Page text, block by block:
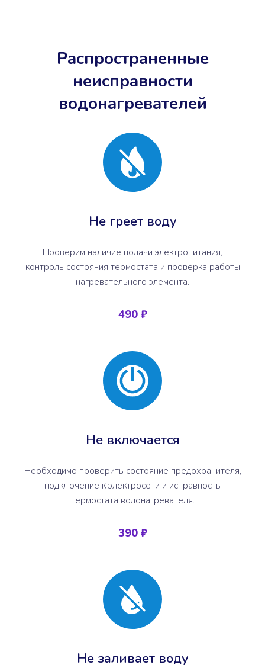
Распространенные
неисправности
водонагревателей
Не греет воду
Проверим наличие подачи электропитания,
контроль состояния термостата и проверка работы
нагревательного элемента.
490 ₽
Не включается
Необходимо проверить состояние предохранителя,
подключение к электросети и исправность
термостата водонагревателя.
390 ₽
Не заливает воду